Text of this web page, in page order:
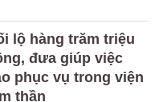
lộ hàng trăm triệu
đưa giúp việc
phục vụ trong viện
thần